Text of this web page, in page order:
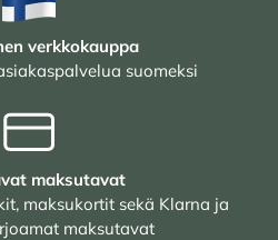
verkkokauppa
suomeksi
maksutavat
maksukortit sekä Klarna ja
maksutavat